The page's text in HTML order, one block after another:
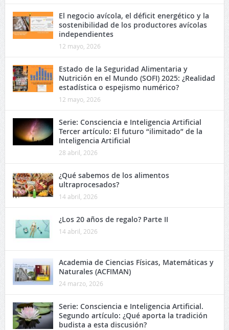
El negocio avícola, el déficit energético y la
sostenibilidad de los productores avícolas
independientes
12 mayo, 2026
Estado de la Seguridad Alimentaria y
Nutrición en el Mundo (SOFI) 2025: ¿Realidad
estadística o espejismo numérico?
12 mayo, 2026
Serie: Consciencia e Inteligencia Artificial
Tercer artículo: El futuro “ilimitado” de la
Inteligencia Artificial
28 abril, 2026
¿Qué sabemos de los alimentos
ultraprocesados?
14 abril, 2026
¿Los 20 años de regalo? Parte II
14 abril, 2026
Academia de Ciencias Físicas, Matemáticas y
Naturales (ACFIMAN)
24 marzo, 2026
Serie: Consciencia e Inteligencia Artificial.
Segundo artículo: ¿Qué aporta la tradición
budista a esta discusión?